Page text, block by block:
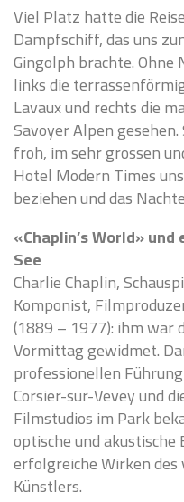
Viel Platz hatte die
Dampfschiff, das uns
Gingolph brachte.
links die
Lavaux und rechts die
Savoyer Alpen
froh, im sehr grossen
Hotel Modern Times
beziehen und das
«Chaplin’s World»
See
Charlie Chaplin,
Komponist,
(1889 – 1977): ihm war
Vormittag gewidmet.
professionellen
Corsier-sur-Vevey und
Filmstudios im Park
optische und akustische
erfolgreiche Wirken
Künstlers.